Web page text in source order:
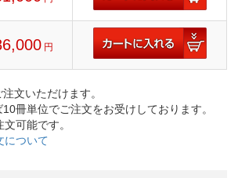
円
文いただけます。
冊単位でご注文をお受けしております。
可能です。
について